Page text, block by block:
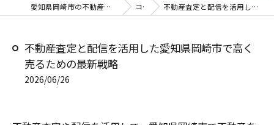
愛知県岡崎市の不動産売却ならセンチュリー21 W不動産販売 コラム 不動産査定と配信を活用した愛知県岡崎市で高く売るための最新戦略
不動産査定と配信を活用した愛知県岡崎市で高く
売るための最新戦略
2026/06/26